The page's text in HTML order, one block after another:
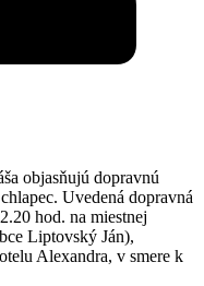
objasňujú dopravnú
Uvedená dopravná
hod. na miestnej
Liptovský Ján),
Alexandra, v smere k